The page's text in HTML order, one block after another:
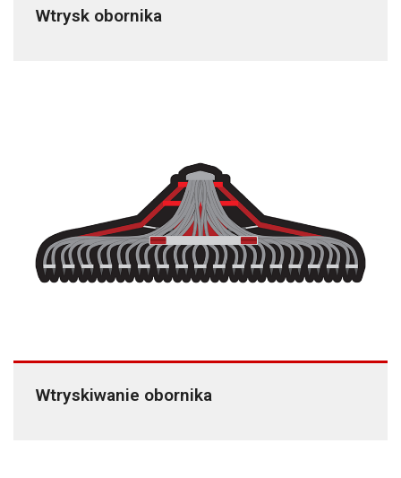
Wtrysk obornika
Wtryskiwanie obornika